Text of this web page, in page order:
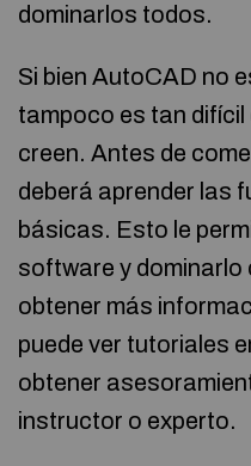
dominarlos todos.
Si bien AutoCAD no
tampoco es tan
creen. Antes de
deberá aprender las
básicas. Esto le
software y dominarlo
obtener más
puede ver tutoriales
obtener
instructor o experto.